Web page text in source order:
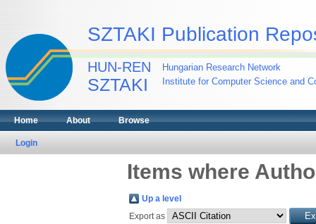
SZTAKI Publication
HUN-REN
SZTAKI
Hungarian Research Network
Institute for Computer Science and
Home About Browse
Login
Items where
Up a level
Export as